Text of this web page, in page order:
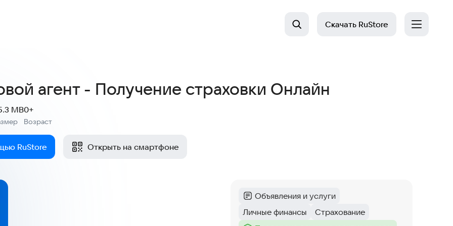
Скачать RuStore
агент - Получение страховки Онлайн
MB
Возраст
0+
RuStore Открыть на смартфоне
Категория:
Объявления и услуги
Тег :
Личные финансы
Тег:
Страхование